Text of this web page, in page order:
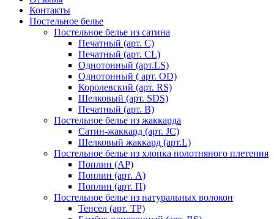
Контакты
Постельное белье
Постельное белье из сатина
Печатный (арт. С)
Печатный (арт. СL)
Однотонный (арт.LS)
Однотонный ( арт. OD)
Королевский (арт. RS)
Шелковый (арт. SDS)
Печатный (арт. В)
Постельное белье из жаккарда
Сатин-жаккард (арт. JC)
Шелковый жаккард (арт.L)
Постельное белье из хлопка полотняного плетения
Поплин (AP)
Поплин (арт. А)
Поплин (арт. П)
Постельное белье из натуральных волокон
Тенсел (арт. ТР)